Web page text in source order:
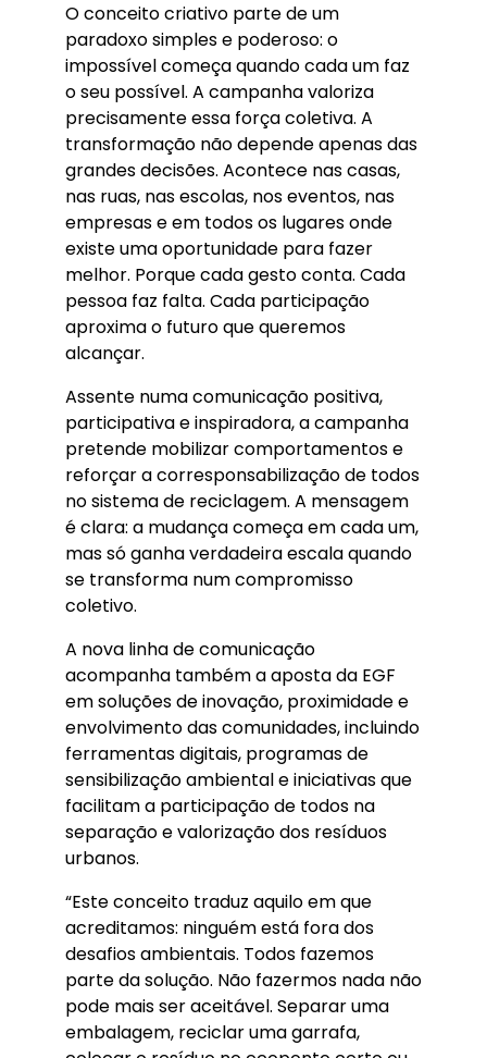
O conceito criativo parte de um
paradoxo simples e poderoso: o
impossível começa quando cada um faz
o seu possível. A campanha valoriza
precisamente essa força coletiva. A
transformação não depende apenas das
grandes decisões. Acontece nas casas,
nas ruas, nas escolas, nos eventos, nas
empresas e em todos os lugares onde
existe uma oportunidade para fazer
melhor. Porque cada gesto conta. Cada
pessoa faz falta. Cada participação
aproxima o futuro que queremos
alcançar.
Assente numa comunicação positiva,
participativa e inspiradora, a campanha
pretende mobilizar comportamentos e
reforçar a corresponsabilização de todos
no sistema de reciclagem. A mensagem
é clara: a mudança começa em cada um,
mas só ganha verdadeira escala quando
se transforma num compromisso
coletivo.
A nova linha de comunicação
acompanha também a aposta da EGF
em soluções de inovação, proximidade e
envolvimento das comunidades, incluindo
ferramentas digitais, programas de
sensibilização ambiental e iniciativas que
facilitam a participação de todos na
separação e valorização dos resíduos
urbanos.
“Este conceito traduz aquilo em que
acreditamos: ninguém está fora dos
desafios ambientais. Todos fazemos
parte da solução. Não fazermos nada não
pode mais ser aceitável. Separar uma
embalagem, reciclar uma garrafa,